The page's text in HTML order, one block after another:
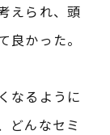
えられ、頭
良かった。
なるように
どんなセミ